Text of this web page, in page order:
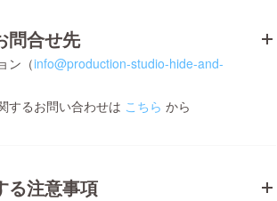
問合せ先
ン（info@production-studio-hide-and-
するお問い合わせは こちら から
る注意事項